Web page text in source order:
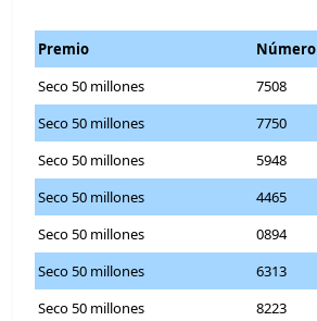
Premio Número
Seco 50 millones
7508
Seco 50 millones
7750
Seco 50 millones
5948
Seco 50 millones
4465
Seco 50 millones
0894
Seco 50 millones
6313
Seco 50 millones
8223